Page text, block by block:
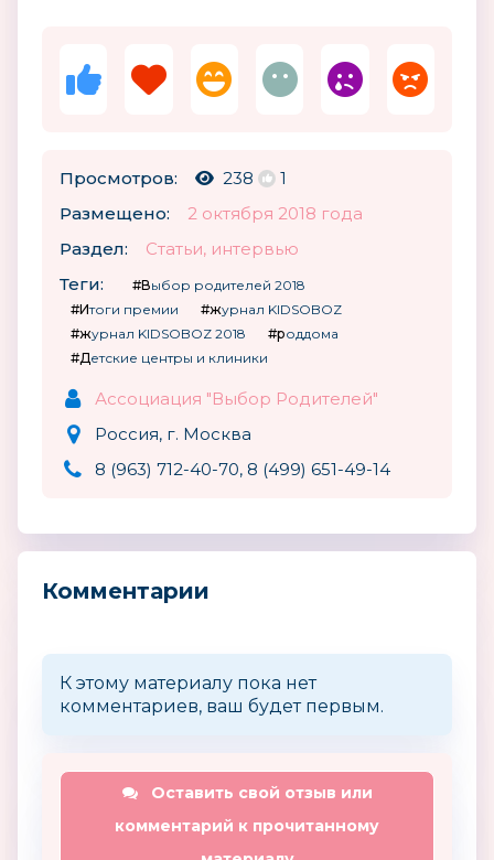
Просмотров: 238
1
Размещено:
2 октября 2018 года
Раздел:
Статьи, интервью
Теги:
#Выбор родителей 2018
#Итоги премии
#журнал KIDSOBOZ
#журнал KIDSOBOZ 2018
#роддома
#Детские центры и клиники
Ассоциация "Выбор Родителей"
Россия, г. Москва
8 (963) 712-40-70, 8 (499) 651-49-14
Комментарии
К этому материалу пока нет
комментариев, ваш будет первым.
Оставить свой отзыв или
комментарий к прочитанному